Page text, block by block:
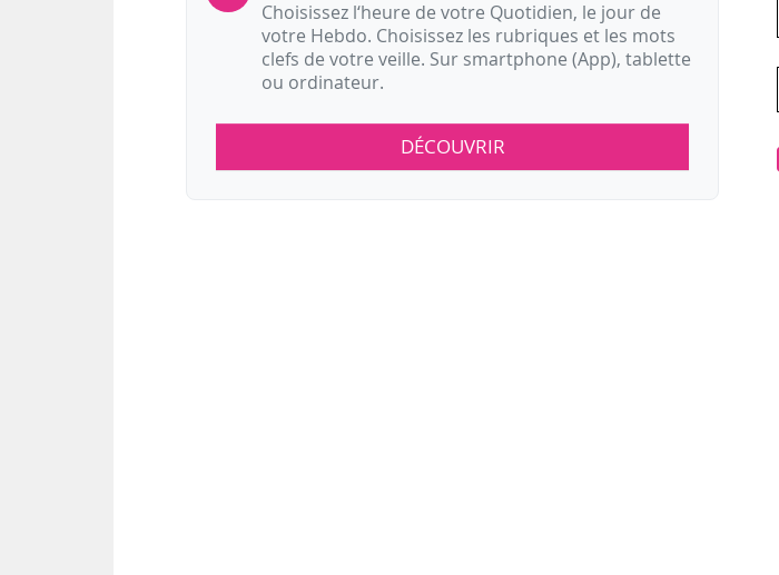
Choisissez l‘heure de votre Quotidien, le jour de
votre Hebdo. Choisissez les rubriques et les mots
clefs de votre veille. Sur smartphone (App), tablette
ou ordinateur.
DÉCOUVRIR